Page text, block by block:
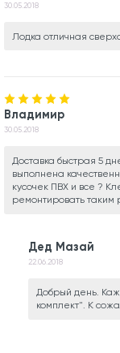
30.05.2018
Лодка отличная
Владимир
30.05.2018
Доставка быстрая 5
выполнена
кусочек ПВХ и все ?
ремонтировать таким
Дед Мазай
22.06.2018
Добрый день.
комплект". К